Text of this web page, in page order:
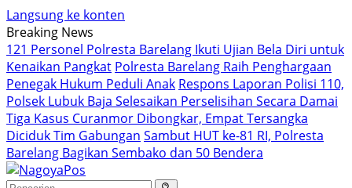
Langsung ke konten
Breaking News
121 Personel Polresta Barelang Ikuti Ujian Bela Diri untuk
Kenaikan Pangkat Polresta Barelang Raih Penghargaan
Penegak Hukum Peduli Anak Respons Laporan Polisi 110,
Polsek Lubuk Baja Selesaikan Perselisihan Secara Damai
Tiga Kasus Curanmor Dibongkar, Empat Tersangka
Diciduk Tim Gabungan Sambut HUT ke-81 RI, Polresta
Barelang Bagikan Sembako dan 50 Bendera